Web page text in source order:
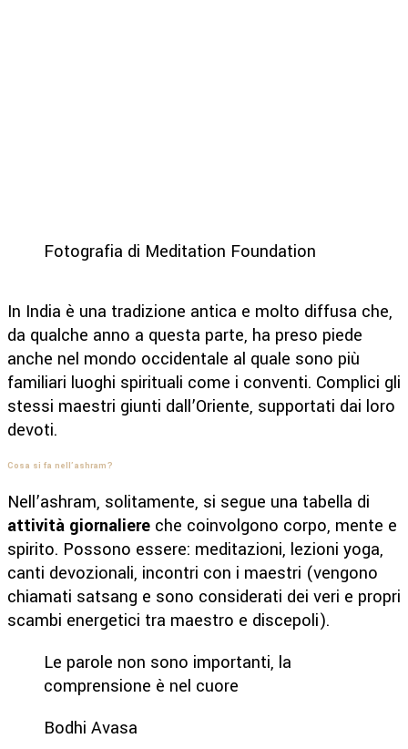
Fotografia di Meditation Foundation
In India è una tradizione antica e molto diffusa che,
da qualche anno a questa parte, ha preso piede
anche nel mondo occidentale al quale sono più
familiari luoghi spirituali come i conventi. Complici gli
stessi maestri giunti dall’Oriente, supportati dai loro
devoti.
Cosa si fa nell’ashram?
Nell’ashram, solitamente, si segue una tabella di
attività giornaliere che coinvolgono corpo, mente e
spirito. Possono essere: meditazioni, lezioni yoga,
canti devozionali, incontri con i maestri (vengono
chiamati satsang e sono considerati dei veri e propri
scambi energetici tra maestro e discepoli).
Le parole non sono importanti, la
comprensione è nel cuore
Bodhi Avasa